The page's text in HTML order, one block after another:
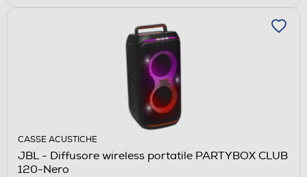
CASSE ACUSTICHE
JBL - Diffusore wireless portatile PARTYBOX CLUB
120-Nero